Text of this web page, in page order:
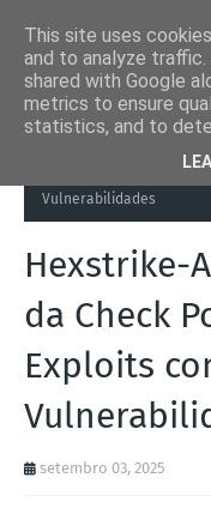
Vulnerabilidades
Hexstrike-
da Check
Exploits
setembro 03, 2025
This site uses
and to analyze traffic.
shared with Google
metrics to ensure
statistics, and to